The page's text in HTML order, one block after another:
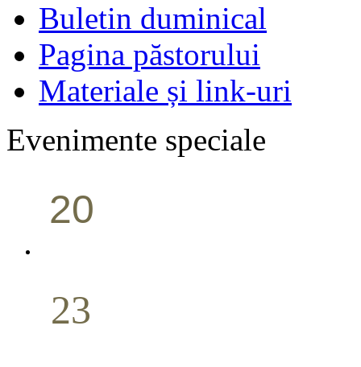
Buletin duminical
Pagina păstorului
Materiale și link-uri
Evenimente speciale
20
23